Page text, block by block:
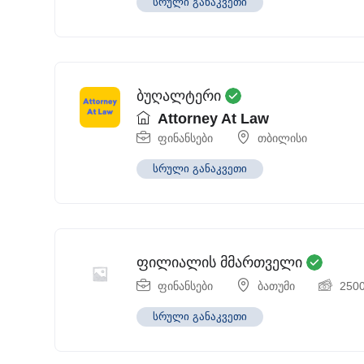
ბუღალტერი
Attorney At Law
ფინანსები თბილისი
სრული განაკვეთი
ფილიალის მმართველი
ფინანსები ბათუმი
სრული განაკვეთი